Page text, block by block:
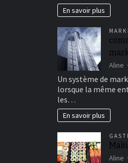
En savoir plus
Aline
Un système de
lorsque la même
les…
En savoir plus
Aline